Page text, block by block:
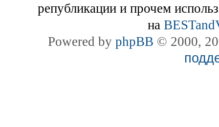
републикации и прочем
на
Powered by phpBB © 2000,